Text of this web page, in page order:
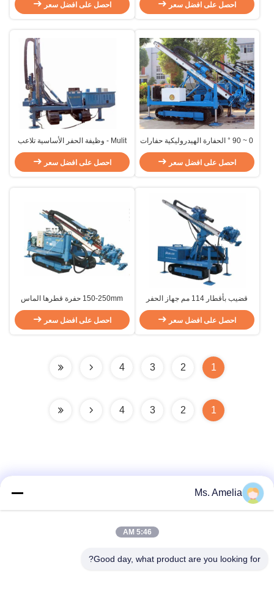
80-100 متر
احصل على افضل سعر
احصل على افضل سعر
0 ~ 90 ° الحفارة الهيدروليكية حفارات
الحفارة العميقة من طراز Pit Anchor
احصل على افضل سعر
Mulit - وظيفة الحفر الأساسية تلاعب
مرساة الهيدروليكية تلاعب عالية
الكفاءة
احصل على افضل سعر
قضيب بأقطار 114 مم جهاز الحفر
الأساسي مرساة جهاز الحفر
احصل على افضل سعر
150-250mm حفرة قطرها الماس
الحفر الأساسية تزوير 0-90 درجة زاوية
هول
احصل على افضل سعر
1
2
3
4
1
2
3
4
لا، لا، لا122شارع شيزانغ، مدينة ووشي، مقاطعة جيانغسو،
Ms. Amelia
5:46 AM
Good day, what product are you looking for?